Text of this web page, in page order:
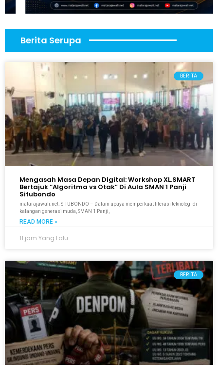
Berita Serupa
BERITA
Mengasah Masa Depan Digital: Workshop XL.SMART
Bertajuk “Algoritma vs Otak” Di Aula SMAN 1 Panji
Situbondo
matarajawali.net; SITUBONDO – Dalam upaya memperkuat literasi teknologi di
kalangan generasi muda, SMAN 1 Panji,
READ MORE »
11 jam Yang Lalu
BERITA